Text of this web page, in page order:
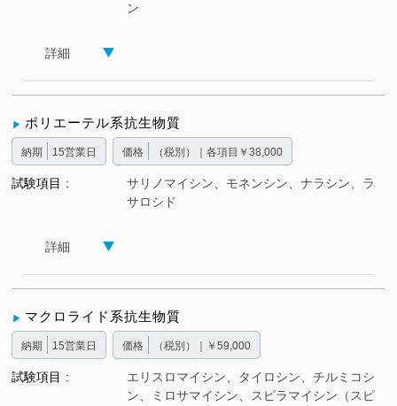
ン
詳細
ポリエーテル系抗生物質
納期 15営業日 価格 （税別）｜各項目￥38,000
試験項目
サリノマイシン、モネンシン、ナラシン、ラ
サロシド
詳細
マクロライド系抗生物質
納期 15営業日 価格 （税別）｜￥59,000
試験項目
エリスロマイシン、タイロシン、チルミコシ
ン、ミロサマイシン、スピラマイシン（スピ